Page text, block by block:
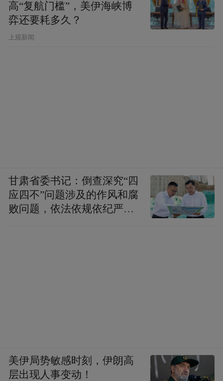
高“复航门槛”，美伊海峡博
弈还要耗多久？
上观新闻
甘肃省委书记：倒查深究“四
应四不”问题涉及的作风和腐
败问题，依法依规依纪严肃
美伊局势敏感时刻，伊朗高
层出现人事变动！